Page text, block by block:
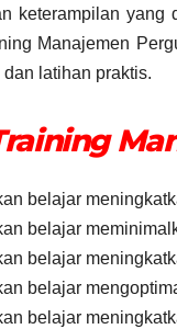
keterampilan
Manajemen
latihan praktis.
belajar
belajar
belajar
belajar
belajar